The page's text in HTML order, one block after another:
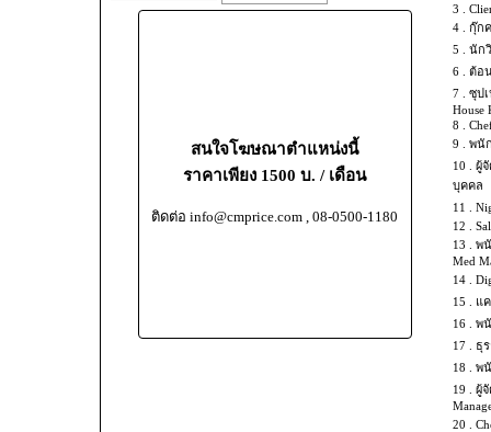
สนใจโฆษณาตำแหน่งนี้
ราคาเพียง 1500 บ. / เดือน
ติดต่อ info@cmprice.com , 08-0500-1180
3 .
4 . กุ๊ก
5 . นัก
6 . ต้อ
7 . ซุป
House
8 .
9 . พนั
10 . ผู้
บุคคล
11 .
12 .
13 . พ
Med
14 .
15 .
แ
16 . พ
17 .
ธุ
18 . พ
19 . ผู้
20 .